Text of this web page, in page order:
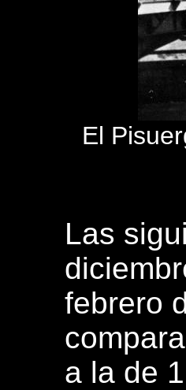
El
Las
febrero
a la de